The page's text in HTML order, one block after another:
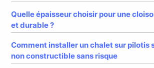
Quelle épaisseur choisir pour une
et durable ?
Comment installer un chalet sur pilotis
non constructible sans risque